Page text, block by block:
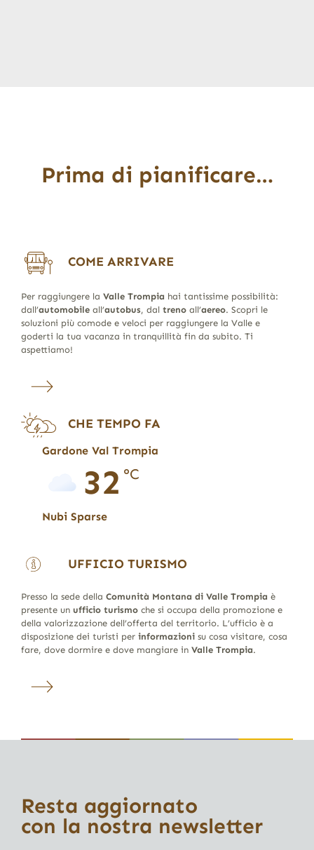
Prima di pianificare…
COME ARRIVARE
Per raggiungere la Valle Trompia hai tantissime possibilità:
dall’automobileall’autobus, dal trenoall’aereo. Scopri le
soluzioni più comode e veloci per raggiungere la Valle e
goderti la tua vacanza in tranquillità fin da subito. Ti
aspettiamo!
CHE TEMPO FA
Gardone Val Trompia
32 °C
Nubi Sparse
UFFICIO TURISMO
Presso la sede della Comunità Montana di Valle Trompia è
presente un ufficio turismoche si occupa della promozione e
della valorizzazione dell’offerta del territorio. L’ufficio è a
disposizione dei turisti per informazionisu cosa visitare, cosa
fare, dove dormire e dove mangiare in Valle Trompia.
Resta aggiornato
con la nostra newsletter